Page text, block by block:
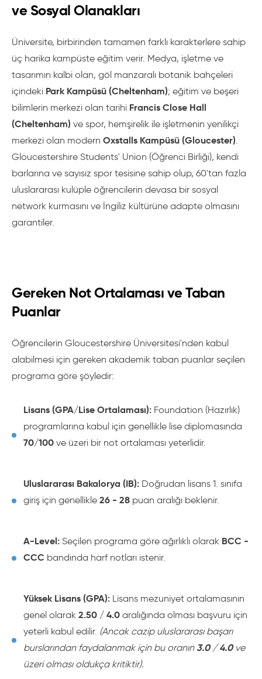
ve Sosyal Olanakları
Üniversite, birbirinden tamamen farklı karakterlere sahip
üç harika kampüste eğitim verir. Medya, işletme ve
tasarımın kalbi olan, göl manzaralı botanik bahçeleri
içindeki Park Kampüsü (Cheltenham); eğitim ve beşeri
bilimlerin merkezi olan tarihi Francis Close Hall
(Cheltenham) ve spor, hemşirelik ile işletmenin yenilikçi
merkezi olan modern Oxstalls Kampüsü (Gloucester).
Gloucestershire Students' Union (Öğrenci Birliği), kendi
barlarına ve sayısız spor tesisine sahip olup, 60'tan fazla
uluslararası kulüple öğrencilerin devasa bir sosyal
network kurmasını ve İngiliz kültürüne adapte olmasını
garantiler.
Gereken Not Ortalaması ve Taban
Puanlar
Öğrencilerin Gloucestershire Üniversitesi'nden kabul
alabilmesi için gereken akademik taban puanlar seçilen
programa göre şöyledir:
Lisans (GPA/Lise Ortalaması): Foundation (Hazırlık)
programlarına kabul için genellikle lise diplomasında
70/100 ve üzeri bir not ortalaması yeterlidir.
Uluslararası Bakalorya (IB): Doğrudan lisans 1. sınıfa
giriş için genellikle 26 - 28 puan aralığı beklenir.
A-Level: Seçilen programa göre ağırlıklı olarak BCC -
CCC bandında harf notları istenir.
Yüksek Lisans (GPA): Lisans mezuniyet ortalamasının
genel olarak 2.50 / 4.0 aralığında olması başvuru için
yeterli kabul edilir. (Ancak cazip uluslararası başarı
burslarından faydalanmak için bu oranın 3.0 / 4.0ve
üzeri olması oldukça kritiktir).